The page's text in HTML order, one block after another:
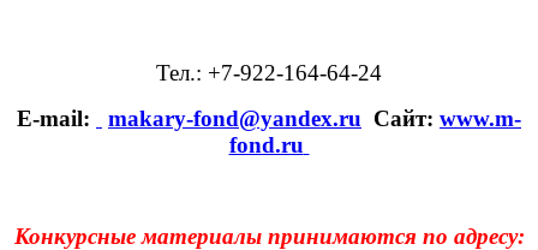
Тел.: +7-922-164-64-24
E-mail:
makary-fond@yandex.ru Сайт: www.m-
fond.ru
Конкурсные материалы принимаются по адресу: